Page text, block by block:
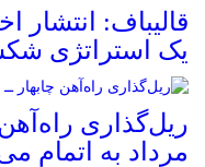
قالیباف:
یک استراتژی
ریل‌گذاری راه‌آهن
مرداد به اتمام